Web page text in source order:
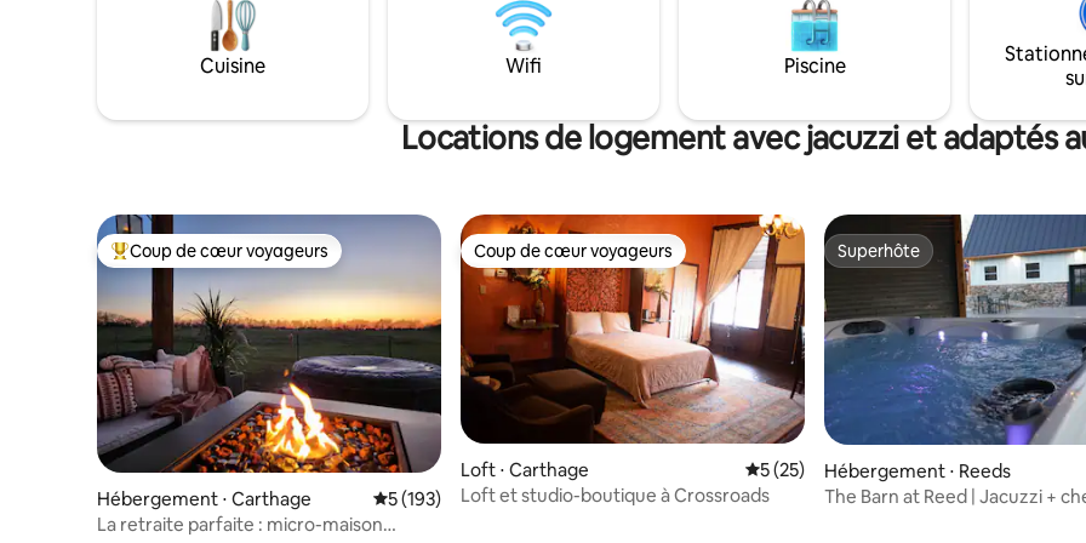
Cuisine Wifi Piscine
Locations de logement avec jacuzzi et adaptés
Coups de cœur voyageurs les plus appréciés
Coup de cœur voyageurs
Hébergement ⋅ Carthage Évaluation moyenne sur la base de 193 commentaires : 5 sur 5
5 (193)
La retraite parfaite : micro-maison
Coup de cœur voyageurs
Coup de cœur voyageurs
Loft ⋅ Carthage Évaluation moyenne sur la base de 25
5 (25)
Loft et studio-boutique à Crossroads
Superhôte
Superhôte
Hébergement ⋅ Reeds
The Barn at Reed | Jacuzzi +